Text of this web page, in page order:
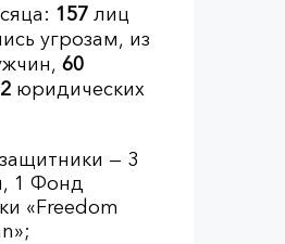
157 лиц
угрозам, из
60
2 юридических
— 3
1 Фонд
«Freedom